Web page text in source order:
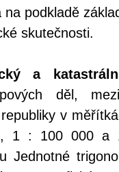
na podkladě
skutečnosti.
a
děl,
v
: 100 000 a
Jednotné